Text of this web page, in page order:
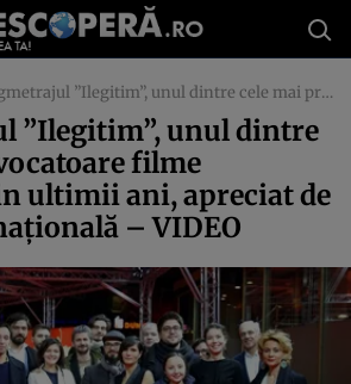
”Ilegitim”, unul dintre cele mai provocatoare filme româneşti din ultimii ani, apreciat de critica internaţională – VIDEO
”Ilegitim”, unul dintre
filme
ultimii ani, apreciat de
– VIDEO